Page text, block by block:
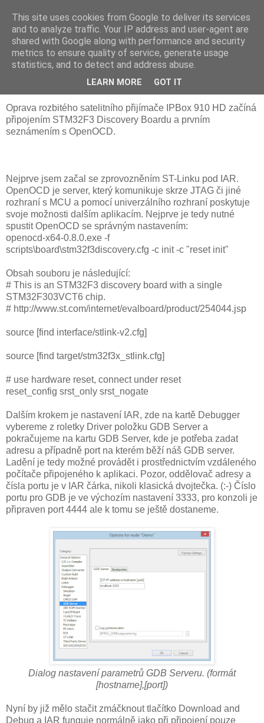
JFíla
neděle 1. února 2015
První pokusy s JTAGem
Oprava rozbitého satelitního přijímače IPBox 910 HD začíná
připojením STM32F3 Discovery Boardu a prvním
seznámením s OpenOCD.
Nejprve jsem začal se zprovozněním ST-Linku pod IAR.
OpenOCD je server, který komunikuje skrze JTAG či jiné
rozhraní s MCU a pomocí univerzálního rozhraní poskytuje
svoje možnosti dalším aplikacím. Nejprve je tedy nutné
spustit OpenOCD se správným nastavením:
openocd-x64-0.8.0.exe -f
scripts\board\stm32f3discovery.cfg -c init -c "reset init"
Obsah souboru je následující:
# This is an STM32F3 discovery board with a single
STM32F303VCT6 chip.
# http://www.st.com/internet/evalboard/product/254044.jsp
source [find interface/stlink-v2.cfg]
source [find target/stm32f3x_stlink.cfg]
# use hardware reset, connect under reset
reset_config srst_only srst_nogate
Dalším krokem je nastavení IAR, zde na kartě Debugger
vybereme z roletky Driver položku GDB Server a
pokračujeme na kartu GDB Server, kde je potřeba zadat
adresu a případně port na kterém běží náš GDB server.
Ladění je tedy možné provádět i prostřednictvím vzdáleného
počítače připojeného k aplikaci. Pozor, oddělovač adresy a
čísla portu je v IAR čárka, nikoli klasická dvojtečka. (:-) Číslo
portu pro GDB je ve výchozím nastavení 3333, pro konzoli je
připraven port 4444 ale k tomu se ještě dostaneme.
Dialog nastavení parametrů GDB Serveru. (formát
[hostname],[port])
Nyní by již mělo stačit zmáčknout tlačítko Download and
Debug a IAR funguje normálně jako při připojení pouze
This site uses cookies from Google to deliver its services
and to analyze traffic. Your IP address and user-agent are
shared with Google along with performance and security
metrics to ensure quality of service, generate usage
statistics, and to detect and address abuse.
LEARN MORE GOT IT